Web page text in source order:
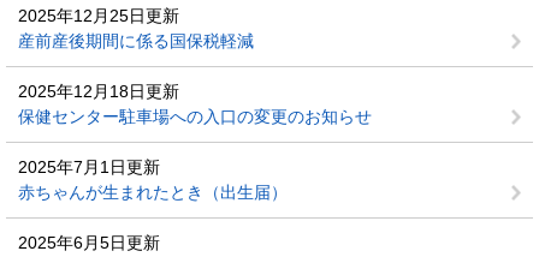
2025年12月25日更新
産前産後期間に係る国保税軽減
2025年12月18日更新
保健センター駐車場への入口の変更のお知らせ
2025年7月1日更新
赤ちゃんが生まれたとき（出生届）
2025年6月5日更新